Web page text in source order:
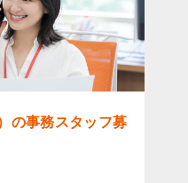
の事務スタッフ募